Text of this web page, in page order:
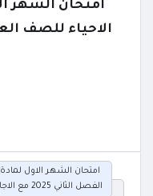
امتحان الشهر
امتحان الشهر الاول
الفصل الثاني 2025 مع الاجابات.pdf